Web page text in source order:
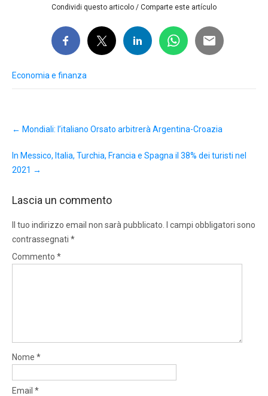
Condividi questo articolo / Comparte este artículo
Economia e finanza
navigation
← Mondiali: l’italiano Orsato arbitrerà Argentina-Croazia
In Messico, Italia, Turchia, Francia e Spagna il 38% dei turisti nel
2021 →
Lascia un commento
Il tuo indirizzo email non sarà pubblicato.
I campi obbligatori sono
contrassegnati *
Commento *
Nome *
Email *